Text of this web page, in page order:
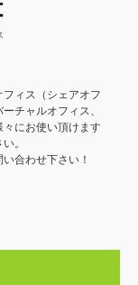
ィス（シェアオフ
チャルオフィス、
にお使い頂けます
。
合わせ下さい！